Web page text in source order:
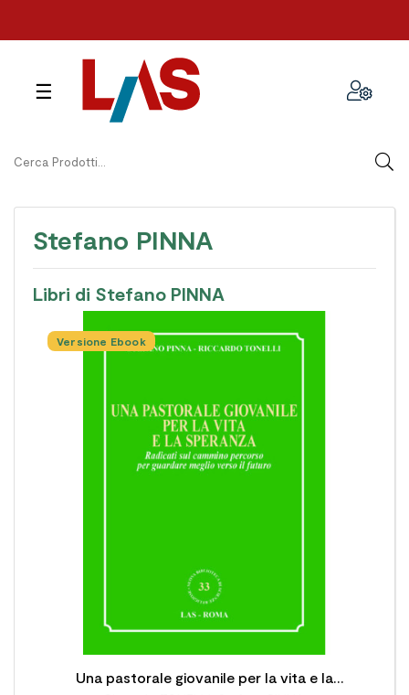
navigazione
☰
Stefano PINNA
Libri di Stefano PINNA
Versione Ebook
Una pastorale giovanile per la vita e la